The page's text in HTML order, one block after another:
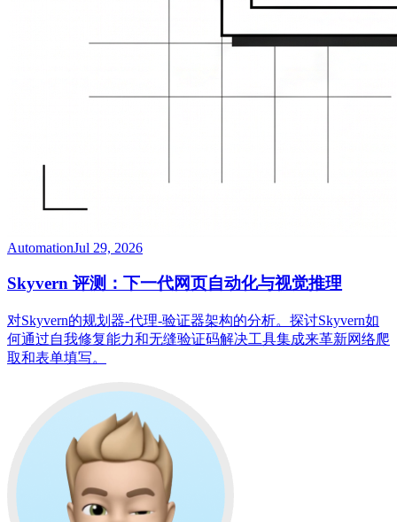
AutomationJul 29, 2026
Skyvern 评测：下一代网页自动化与视觉推理
对Skyvern的规划器-代理-验证器架构的分析。探讨Skyvern如
何通过自我修复能力和无缝验证码解决工具集成来革新网络爬
取和表单填写。